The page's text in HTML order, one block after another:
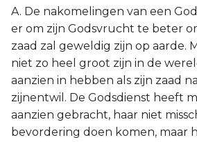
A. De nakomelingen van een
er om zijn Godsvrucht te beter
zaad zal geweldig zijn op aarde.
niet zo heel groot zijn in de
aanzien in hebben als zijn zaad
zijnentwil. De Godsdienst heeft
aanzien gebracht, haar niet
bevordering doen komen, maar